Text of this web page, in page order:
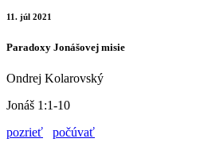
11. júl 2021
Paradoxy Jonášovej misie
Ondrej Kolarovský
Jonáš 1:1-10
pozrieť
počúvať